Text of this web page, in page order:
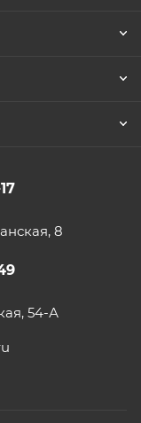
8
54-А